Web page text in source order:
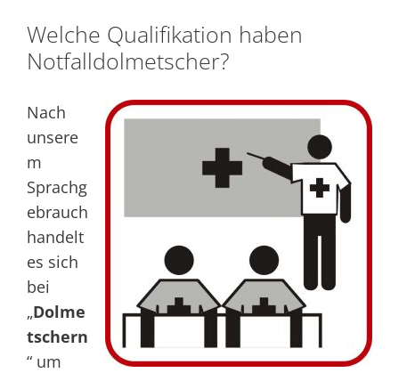
Welche Qualifikation haben
Notfalldolmetscher?
Nach
unsere
m
Sprachg
ebrauch
handelt
es sich
bei
„Dolme
tschern
“ um